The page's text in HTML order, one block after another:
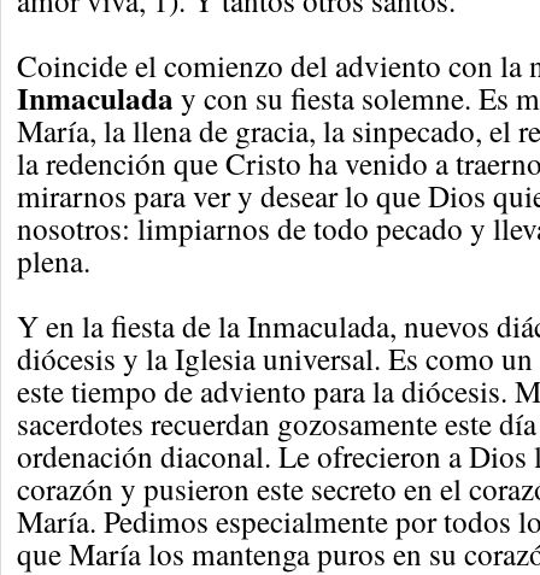
Coincide el comienzo del adviento con la
Inmaculada y con su fiesta solemne. Es
María, la llena de gracia, la sinpecado, el
la redención que Cristo ha venido a
mirarnos para ver y desear lo que Dios
nosotros: limpiarnos de todo pecado y
plena.
Y en la fiesta de la Inmaculada, nuevos
diócesis y la Iglesia universal. Es como
este tiempo de adviento para la diócesis.
sacerdotes recuerdan gozosamente este
ordenación diaconal. Le ofrecieron a Dios
corazón y pusieron este secreto en el
María. Pedimos especialmente por todos
que María los mantenga puros en su